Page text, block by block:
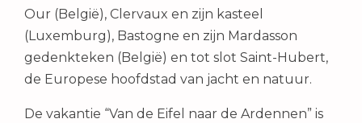
Our (België), Clervaux en zijn kasteel
(Luxemburg), Bastogne en zijn Mardasson
gedenkteken (België) en tot slot Saint-Hubert,
de Europese hoofdstad van jacht en natuur.
De vakantie “Van de Eifel naar de Ardennen” is